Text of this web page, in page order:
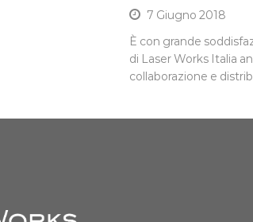
7 Giugno 2018
È con grande
di Laser Works Italia
collaborazione e